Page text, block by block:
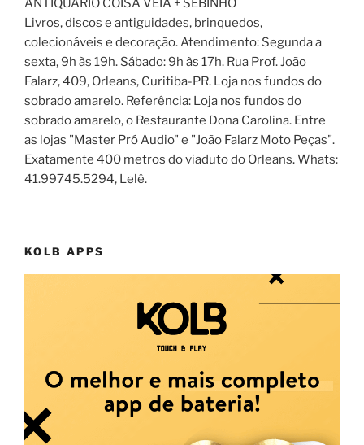
ANTIQUÁRIO COISA VÉIA + SEBINHO
Livros, discos e antiguidades, brinquedos,
colecionáveis e decoração. Atendimento: Segunda a
sexta, 9h às 19h. Sábado: 9h às 17h. Rua Prof. João
Falarz, 409, Orleans, Curitiba-PR. Loja nos fundos do
sobrado amarelo. Referência: Loja nos fundos do
sobrado amarelo, o Restaurante Dona Carolina. Entre
as lojas "Master Pró Audio" e "João Falarz Moto Peças".
Exatamente 400 metros do viaduto do Orleans. Whats:
41.99745.5294, Lelê.
KOLB APPS